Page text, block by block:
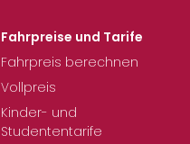
Fahrpreise und Tarife
Fahrpreis berechnen
Vollpreis
Kinder- und
Studententarife